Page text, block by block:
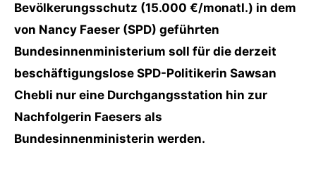
Bevölkerungsschutz (15.000 €/monatl.) in dem
von Nancy Faeser (SPD) geführten
Bundesinnenministerium soll für die derzeit
beschäftigungslose SPD-Politikerin Sawsan
Chebli nur eine Durchgangsstation hin zur
Nachfolgerin Faesers als
Bundesinnenministerin werden.